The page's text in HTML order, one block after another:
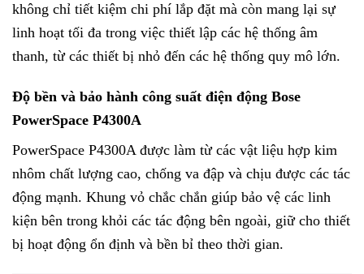
không chỉ tiết kiệm chi phí lắp đặt mà còn mang lại sự
linh hoạt tối đa trong việc thiết lập các hệ thống âm
thanh, từ các thiết bị nhỏ đến các hệ thống quy mô lớn.
Độ bền và bảo hành công suất điện động Bose
PowerSpace P4300A
PowerSpace P4300A được làm từ các vật liệu hợp kim
nhôm chất lượng cao, chống va đập và chịu được các tác
động mạnh. Khung vỏ chắc chắn giúp bảo vệ các linh
kiện bên trong khỏi các tác động bên ngoài, giữ cho thiết
bị hoạt động ổn định và bền bỉ theo thời gian.